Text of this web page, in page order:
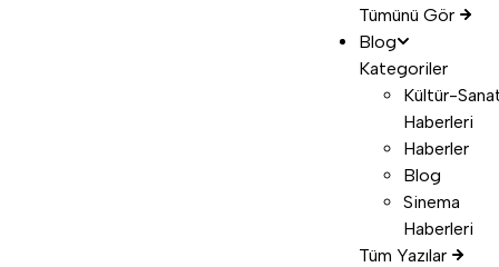
Tümünü Gör
Blog
Kategoriler
Kültür-
Haberleri
Haberler
Blog
Sinema
Haberleri
Tüm Yazılar